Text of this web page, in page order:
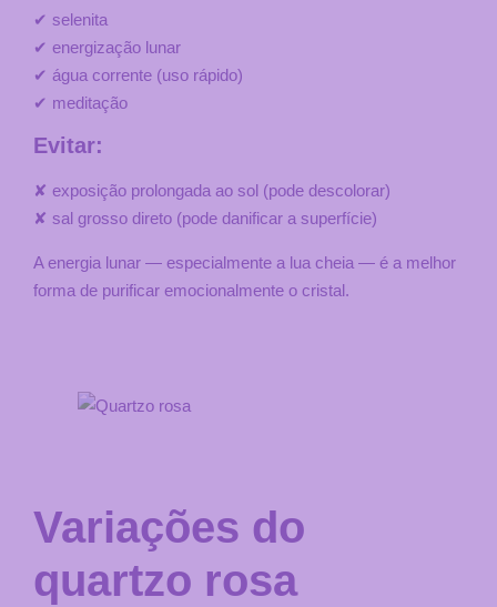
✔ selenita
✔ energização lunar
✔ água corrente (uso rápido)
✔ meditação
Evitar:
✘ exposição prolongada ao sol (pode descolorar)
✘ sal grosso direto (pode danificar a superfície)
A energia lunar — especialmente a lua cheia — é a melhor
forma de purificar emocionalmente o cristal.
Variações do
quartzo rosa